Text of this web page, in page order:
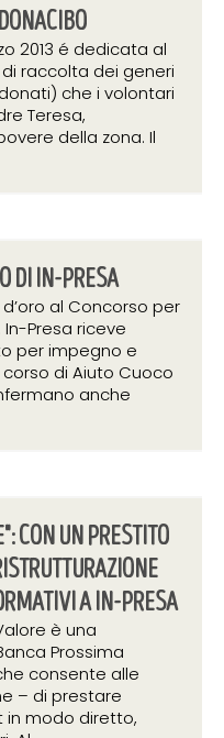
2013 é dedicata al
raccolta dei generi
che i volontari
Teresa,
della zona. Il
DI IN-PRESA
al Concorso per
Presa riceve
per impegno e
di Aiuto Cuoco
anche
CON UN PRESTITO
A IN-PRESA
Valore è una
Prossima
consente alle
– di prestare
in modo diretto,